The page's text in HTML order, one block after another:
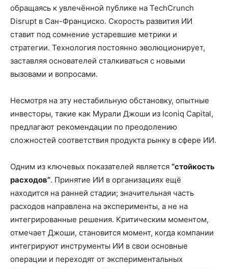
обращаясь к увлечённой публике на TechCrunch
Disrupt в Сан-Франциско. Скорость развития ИИ
ставит под сомнение устаревшие метрики и
стратегии. Технология постоянно эволюционирует,
заставляя основателей сталкиваться с новыми
вызовами и вопросами.
Несмотря на эту нестабильную обстановку, опытные
инвесторы, такие как Мурали Джоши из Iconiq Capital,
предлагают рекомендации по преодолению
сложностей соответствия продукта рынку в сфере ИИ.
Одним из ключевых показателей является “стойкость
расходов”. Принятие ИИ в организациях ещё
находится на ранней стадии; значительная часть
расходов направлена на эксперименты, а не на
интегрированные решения. Критическим моментом,
отмечает Джоши, становится момент, когда компании
интегрируют инструменты ИИ в свои основные
операции и переходят от экспериментальных